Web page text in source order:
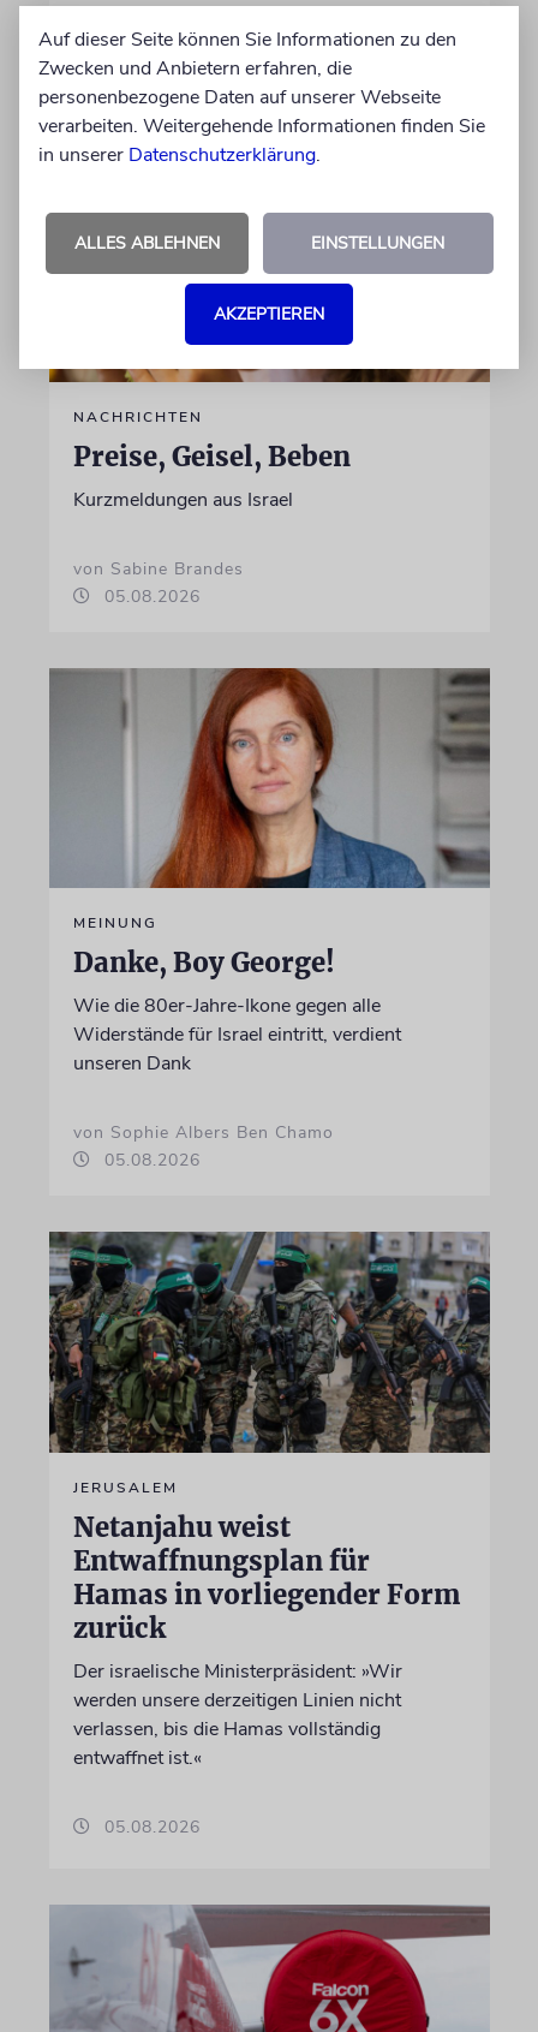
einführen, fordert eine Anwältin
NACHRICHTEN
Preise, Geisel, Beben
Kurzmeldungen aus Israel
von Sabine Brandes
05.08.2026
MEINUNG
Danke, Boy George!
Wie die 80er-Jahre-Ikone gegen alle
Widerstände für Israel eintritt, verdient
unseren Dank
von Sophie Albers Ben Chamo
05.08.2026
JERUSALEM
Netanjahu weist
Entwaffnungsplan für
Hamas in vorliegender Form
zurück
Der israelische Ministerpräsident: »Wir
werden unsere derzeitigen Linien nicht
verlassen, bis die Hamas vollständig
entwaffnet ist.«
05.08.2026
Auf dieser Seite können Sie Informationen zu den
Zwecken und Anbietern erfahren, die
personenbezogene Daten auf unserer Webseite
verarbeiten. Weitergehende Informationen finden Sie
in unserer Datenschutzerklärung.
ALLES ABLEHNEN EINSTELLUNGEN
AKZEPTIEREN